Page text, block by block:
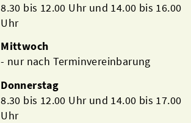
8.30 bis 12.00 Uhr und 14.00 bis 16.00
Uhr
Mittwoch
- nur nach Terminvereinbarung
Donnerstag
8.30 bis 12.00 Uhr und 14.00 bis 17.00
Uhr